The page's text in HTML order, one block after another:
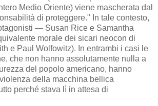
Medio Oriente) viene mascherata dal
di proteggere." In tale contesto,
— Susan Rice e Samantha
morale dei sicari neocon di
e Paul Wolfowitz). In entrambi i casi le
che non hanno assolutamente nulla a
del popolo americano, hanno
della macchina bellica
perché stava lì in attesa di